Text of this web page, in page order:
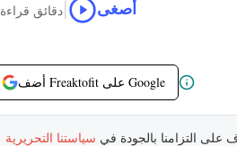
8 دقائق قراءة أصغى
أضف Freaktofit على Google
على التزامنا بالجودة في سياستنا التحريرية